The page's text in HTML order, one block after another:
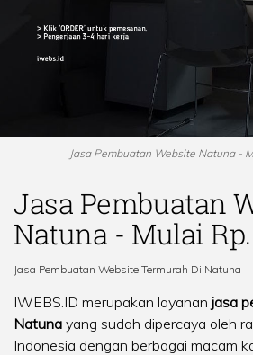
Jasa Pembuatan Website Natuna -
Jasa Pembuatan
Natuna - Mulai
Jasa Pembuatan Website Termurah Di Natuna
IWEBS.ID merupakan layanan jasa
Natuna yang sudah dipercaya oleh
Indonesia dengan berbagai macam